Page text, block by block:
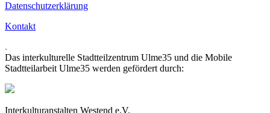
Datenschutzerklärung
Kontakt
.
Das interkulturelle Stadtteilzentrum Ulme35 und die Mobile
Stadtteilarbeit Ulme35 werden gefördert durch:
Interkulturanstalten Westend e.V.